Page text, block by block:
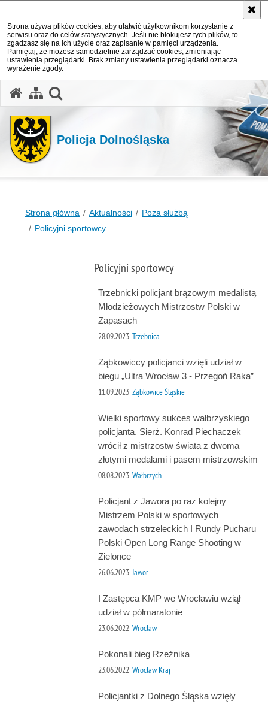
Strona używa plików cookies, aby ułatwić użytkownikom korzystanie z
serwisu oraz do celów statystycznych. Jeśli nie blokujesz tych plików, to
zgadzasz się na ich użycie oraz zapisanie w pamięci urządzenia.
Pamiętaj, że możesz samodzielnie zarządzać cookies, zmieniając
ustawienia przeglądarki. Brak zmiany ustawienia przeglądarki oznacza
wyrażenie zgody.
Policja Dolnośląska
Strona główna Aktualności
Poza służbą
Policyjni sportowcy
Policyjni sportowcy
Trzebnicki policjant brązowym medalistą
Młodzieżowych Mistrzostw Polski w
Zapasach
28.09.2023 Trzebnica
Ząbkowiccy policjanci wzięli udział w
biegu „Ultra Wrocław 3 - Przegoń Raka”
11.09.2023 Ząbkowice Śląskie
Wielki sportowy sukces wałbrzyskiego
policjanta. Sierż. Konrad Piechaczek
wrócił z mistrzostw świata z dwoma
złotymi medalami i pasem mistrzowskim
08.08.2023 Wałbrzych
Policjant z Jawora po raz kolejny
Mistrzem Polski w sportowych
zawodach strzeleckich I Rundy Pucharu
Polski Open Long Range Shooting w
Zielonce
26.06.2023 Jawor
I Zastępca KMP we Wrocławiu wziął
udział w półmaratonie
23.06.2022 Wrocław
Pokonali bieg Rzeźnika
23.06.2022 Wrocław Kraj
Policjantki z Dolnego Śląska wzięły